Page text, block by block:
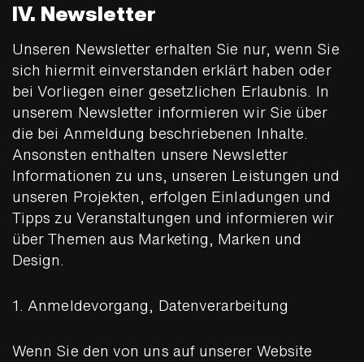
IV. Newsletter
Unseren Newsletter erhalten Sie nur, wenn Sie
sich hiermit einverstanden erklärt haben oder
bei Vorliegen einer gesetzlichen Erlaubnis. In
unserem Newsletter informieren wir Sie über
die bei Anmeldung beschriebenen Inhalte.
Ansonsten enthalten unsere Newsletter
Informationen zu uns, unseren Leistungen und
unseren Projekten, erfolgen Einladungen und
Tipps zu Veranstaltungen und informieren wir
über Themen aus Marketing, Marken und
Design.
1. Anmeldevorgang, Datenverarbeitung
Wenn Sie den von uns auf unserer Website